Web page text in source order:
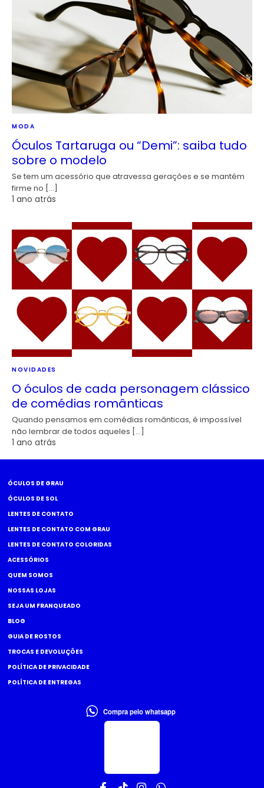
MODA
Óculos Tartaruga ou “Demi”: saiba tudo
sobre o modelo
Se tem um acessório que atravessa gerações e se mantém
firme no […]
1 ano atrás
NOVIDADES
O óculos de cada personagem clássico
de comédias românticas
Quando pensamos em comédias românticas, é impossível
não lembrar de todos aqueles […]
1 ano atrás
ÓCULOS DE GRAU
ÓCULOS DE SOL
LENTES DE CONTATO
LENTES DE CONTATO COM GRAU
LENTES DE CONTATO COLORIDAS
ACESSÓRIOS
QUEM SOMOS
NOSSAS LOJAS
SEJA UM FRANQUEADO
BLOG
GUIA DE ROSTOS
TROCAS E DEVOLUÇÕES
POLÍTICA DE PRIVACIDADE
POLÍTICA DE ENTREGAS
Compra pelo whatsapp